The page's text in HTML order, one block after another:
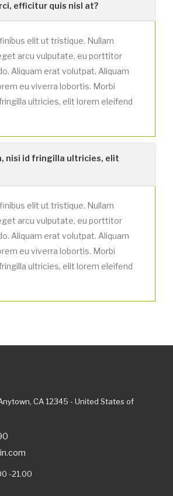
efficitur quis nisl at?
elit ut tristique. Nullam
arcu vulputate, eu porttitor
Aliquam erat volutpat. Aliquam
eu viverra lobortis. Morbi
ultricies, elit lorem eleifend
nisi id fringilla ultricies, elit
elit ut tristique. Nullam
arcu vulputate, eu porttitor
Aliquam erat volutpat. Aliquam
eu viverra lobortis. Morbi
ultricies, elit lorem eleifend
CA 12345 - United States of
-21.00